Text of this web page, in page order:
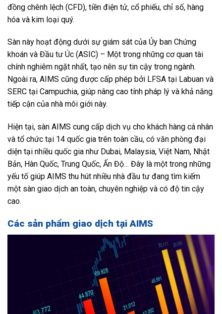
đồng chênh lệch (CFD), tiền điện tử, cổ phiếu, chỉ số, hàng
hóa và kim loại quý.
Sàn này hoạt động dưới sự giám sát của Ủy ban Chứng
khoán và Đầu tư Úc (ASIC) – Một trong những cơ quan tài
chính nghiêm ngặt nhất, tạo nên sự tin cậy trong ngành.
Ngoài ra, AIMS cũng được cấp phép bởi LFSA tại Labuan và
SERC tại Campuchia, giúp nâng cao tính pháp lý và khả năng
tiếp cận của nhà môi giới này.
Hiện tại, sàn AIMS cung cấp dịch vụ cho khách hàng cá nhân
và tổ chức tại 14 quốc gia trên toàn cầu, có văn phòng đại
diện tại nhiều quốc gia như Dubai, Malaysia, Việt Nam, Nhật
Bản, Hàn Quốc, Trung Quốc, Ấn Độ… Đây là một trong những
yếu tố giúp AIMS thu hút nhiều nhà đầu tư đang tìm kiếm
một sàn giao dịch an toàn, chuyên nghiệp và có độ tin cậy
cao.
Các sản phẩm giao dịch tại AIMS